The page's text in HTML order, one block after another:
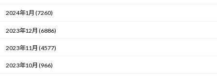
2024年1月 (7260)
2023年12月 (6886)
2023年11月 (4577)
2023年10月 (966)